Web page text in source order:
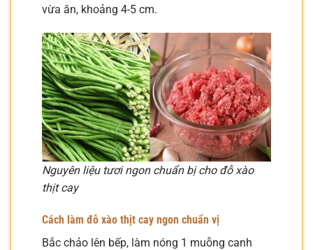
vừa ăn, khoảng 4-5 cm.
Nguyên liệu tươi ngon chuẩn bị cho đỗ xào
thịt cay
Cách làm đỗ xào thịt cay ngon chuẩn vị
Bắc chảo lên bếp, làm nóng 1 muỗng canh